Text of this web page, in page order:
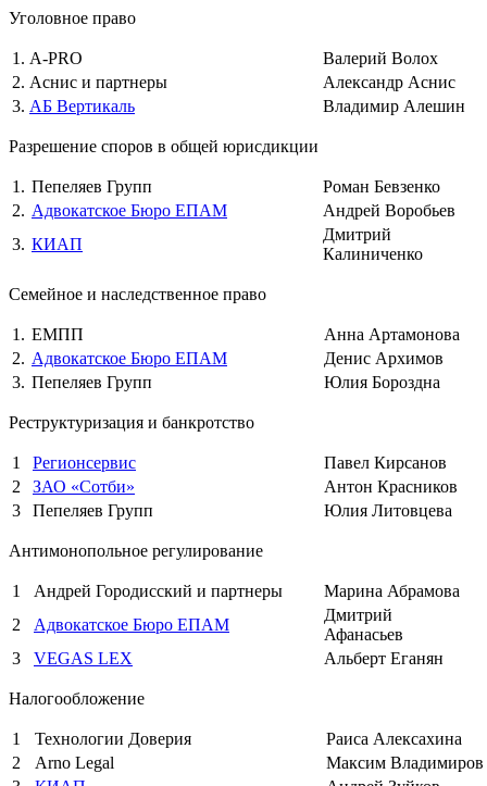
Уголовное право
1. A-PRO
Валерий Волох
2. Аснис и партнеры
Александр Аснис
3. АБ Вертикаль Владимир Алешин
Разрешение споров в общей юрисдикции
1. Пепеляев Групп
Роман Бевзенко
2. Адвокатское Бюро ЕПАМ
Андрей Воробьев
3. КИАП
Дмитрий
Калиниченко
Семейное и наследственное право
1. ЕМПП
Анна Артамонова
2. Адвокатское Бюро ЕПАМ
Денис Архимов
3. Пепеляев Групп Юлия Бороздна
Реструктуризация и банкротство
1 Регионсервис
Павел Кирсанов
2
ЗАО «Сотби»
Антон Красников
3
Пепеляев Групп Юлия Литовцева
Антимонопольное регулирование
1 Андрей Городисский и партнеры
Марина Абрамова
2
Адвокатское Бюро ЕПАМ
Дмитрий
Афанасьев
3
VEGAS LEX Альберт Еганян
Налогообложение
1 Технологии Доверия
Раиса Алексахина
2
Arno Legal
Максим Владимиров